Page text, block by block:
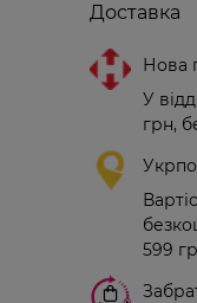
Доставка
Нова
У
грн,
599